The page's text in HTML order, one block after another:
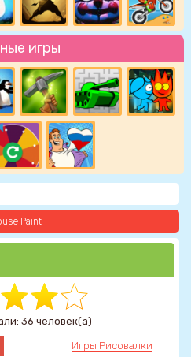
игры
Paint
36 человек(а)
Игры Рисовалки